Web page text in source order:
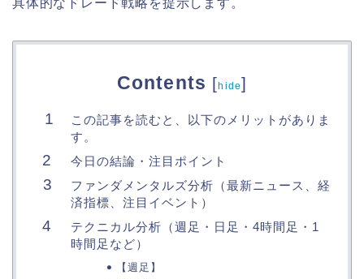
具体的なトレード戦略を提示します。
Contents [hide]
この記事を読むと、以下のメリットがありま
す。
今日の結論・注目ポイント
ファンダメンタルズ分析（最新ニュース、経
済指標、注目イベント）
テクニカル分析（週足・日足・4時間足・1
時間足など）
【週足】